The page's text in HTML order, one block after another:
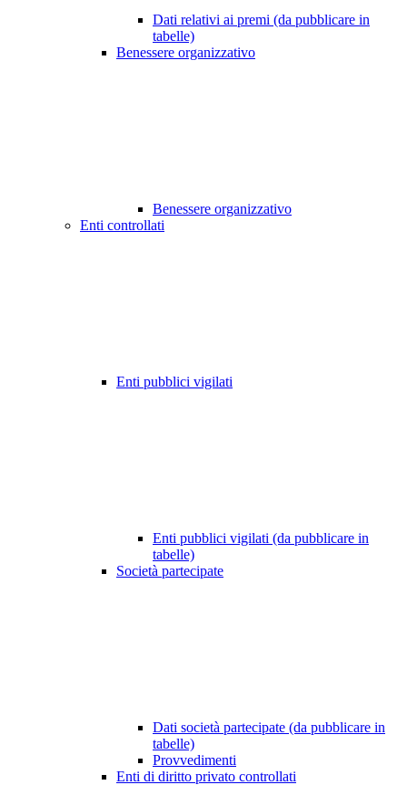
Dati relativi ai premi (da pubblicare in
tabelle)
Benessere organizzativo
Benessere organizzativo
Enti controllati
Enti pubblici vigilati
Enti pubblici vigilati (da pubblicare in
tabelle)
Società partecipate
Dati società partecipate (da pubblicare in
tabelle)
Provvedimenti
Enti di diritto privato controllati